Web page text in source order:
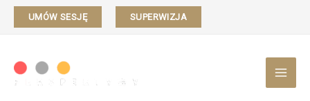
UMÓW SESJĘ SUPERWIZJA